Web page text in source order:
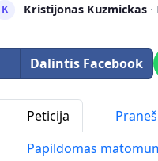
K Kristijonas Kuzmickas·
Dalintis Facebook
Peticija
Papildomas